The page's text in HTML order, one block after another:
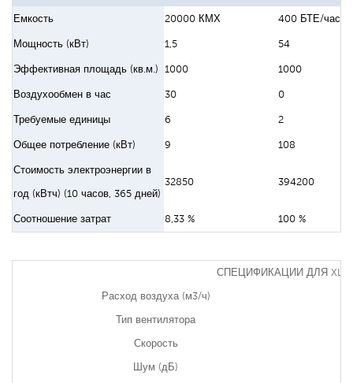
Емкость 20000 КМХ 400 БТЕ/час
Мощность (кВт) 1,5 54
Эффективная площадь (кв.м.) 1000 1000
Воздухообмен в час 30 0
Требуемые единицы 6 2
Общее потребление (кВт) 9 108
Стоимость электроэнергии в
год (кВтч) (10 часов, 365 дней)
32850 394200
Соотношение затрат 8,33 % 100 %
СПЕЦИФИКАЦИИ ДЛЯ
Расход воздуха (м3/ч)
Тип вентилятора
Скорость
Шум (дБ)